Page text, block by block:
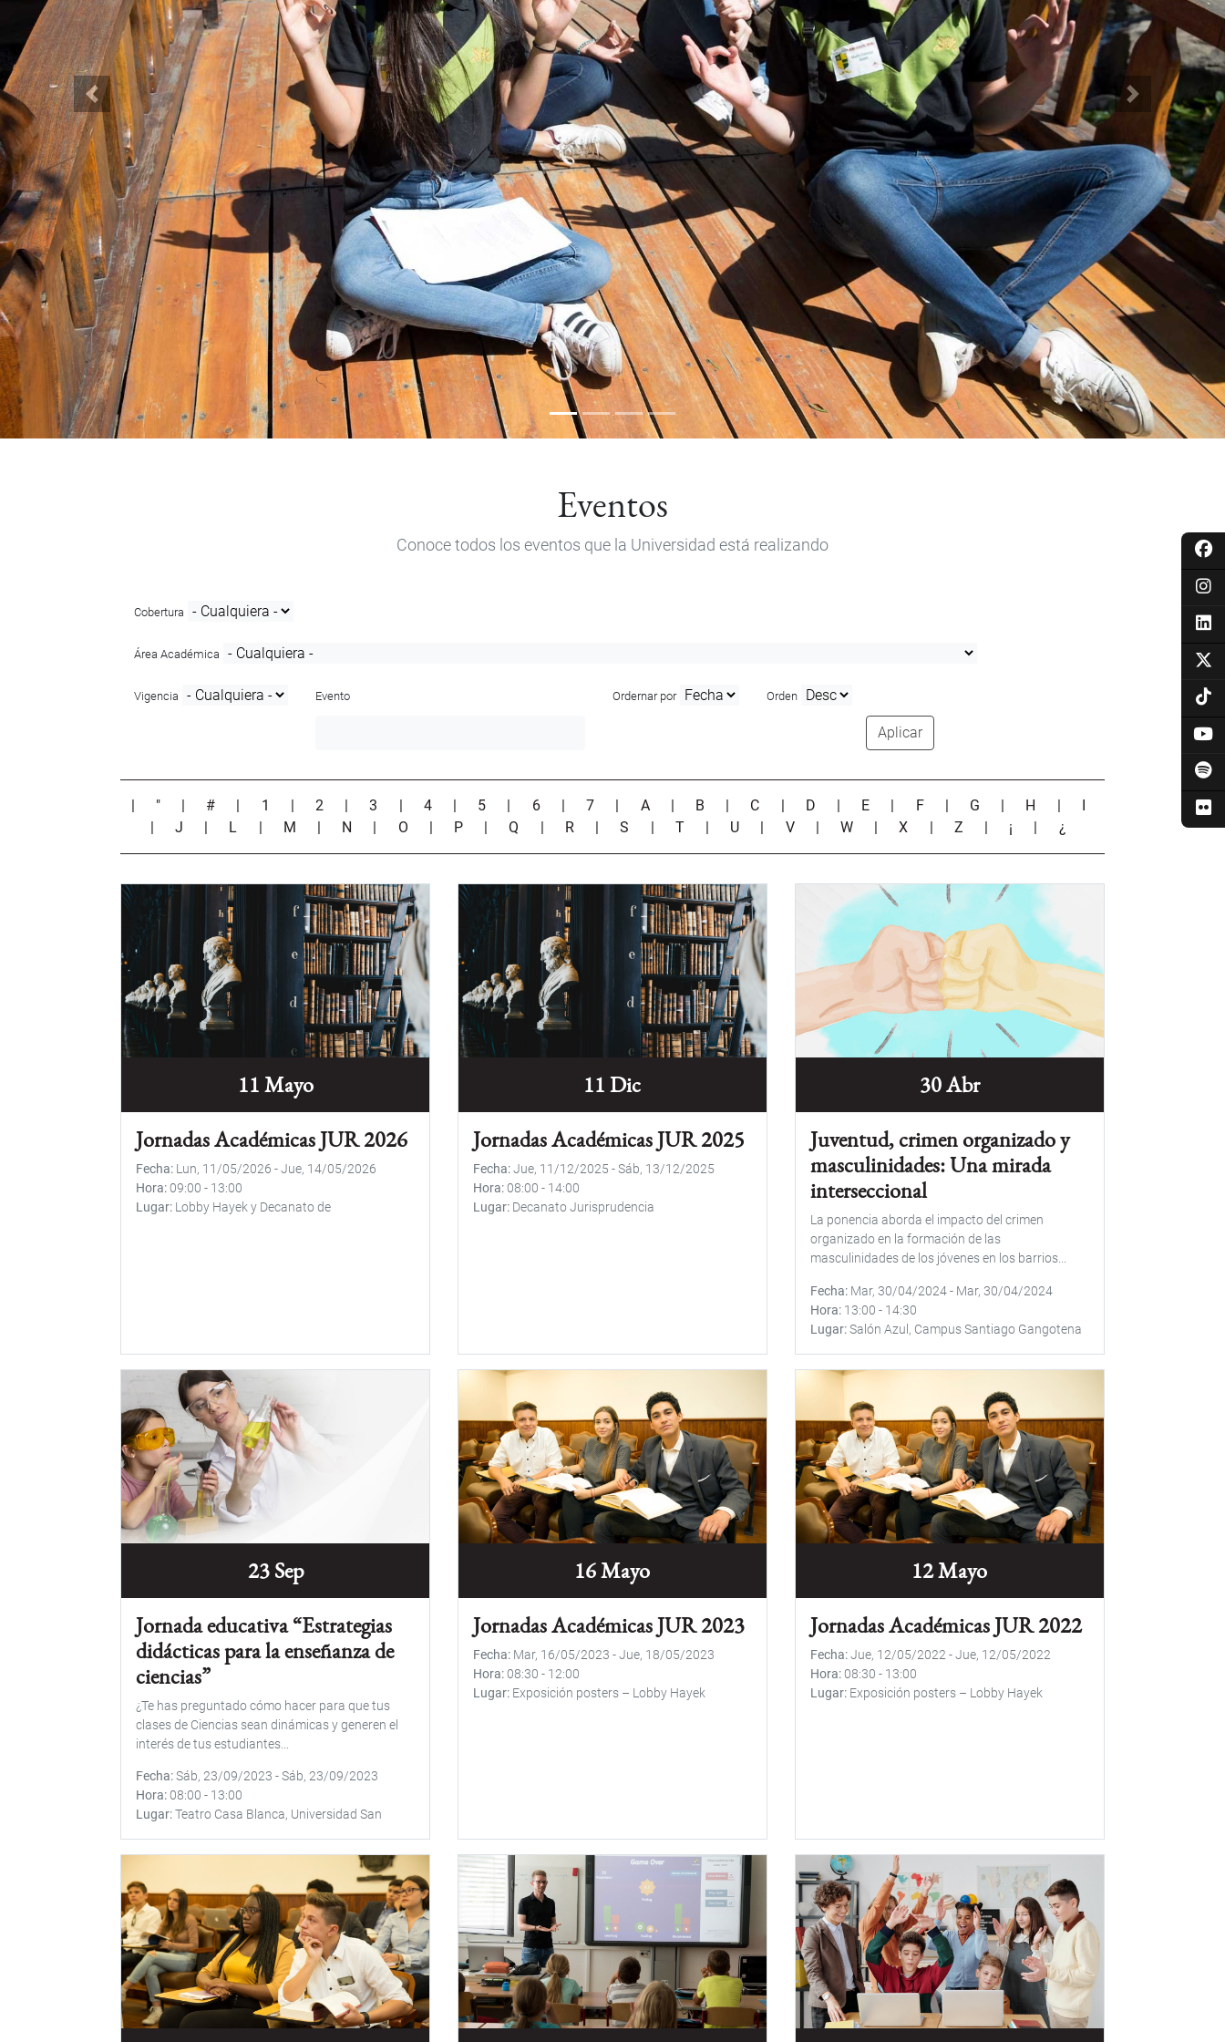
Anterior Siguiente
Eventos
Conoce todos los eventos que la Universidad está realizando
Cobertura
Área Académica
Vigencia Evento Ordernar por Orden
Aplicar
" # 1 2 |3 4 5 6 |7 A B C D E F G H
J L M N O P |Q R |S T U V W |X Z ¡ ¿
11 Mayo
Jornadas Académicas JUR 2026
Fecha Lun, 11/05/2026 -Jue, 14/05/2026
Hora 09:00 - 13:00
Lugar Lobby Hayek y Decanato de
11 Dic
Jornadas Académicas JUR 2025
Fecha Jue, 11/12/2025 -Sáb, 13/12/2025
Hora 08:00 - 14:00
Lugar Decanato Jurisprudencia
30 Abr
Juventud, crimen organizado y
masculinidades: Una mirada
interseccional
La ponencia aborda el impacto del crimen
organizado en la formación de las
masculinidades de los jóvenes en los barrios...
Fecha Mar, 30/04/2024- Mar, 30/04/2024
Hora 13:00 - 14:30
Lugar Salón Azul, Campus Santiago Gangotena
23 Sep
Jornada educativa “Estrategias
didácticas para la enseñanza de
ciencias”
¿Te has preguntado cómo hacer para que tus
clases de Ciencias sean dinámicas y generen el
interés de tus estudiantes...
Fecha Sáb, 23/09/2023 -Sáb, 23/09/2023
Hora 08:00 - 13:00
Lugar Teatro Casa Blanca, Universidad San
16 Mayo
Jornadas Académicas JUR 2023
Fecha Mar, 16/05/2023 -Jue, 18/05/2023
Hora 08:30 - 12:00
Lugar Exposición posters – Lobby Hayek
12 Mayo
Jornadas Académicas JUR 2022
Fecha Jue, 12/05/2022-Jue, 12/05/2022
Hora 08:30 - 13:00
Lugar Exposición posters – Lobby Hayek